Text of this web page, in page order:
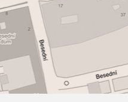
Obsahuje:
The GiftBoar's Head
BethlehemThe Twelve Days
Sus Troupe Chanteresse